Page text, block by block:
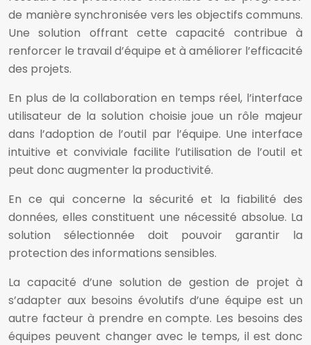
de manière synchronisée vers les objectifs communs.
Une solution offrant cette capacité contribue à
renforcer le travail d’équipe et à améliorer l’efficacité
des projets.
En plus de la collaboration en temps réel, l’interface
utilisateur de la solution choisie joue un rôle majeur
dans l’adoption de l’outil par l’équipe. Une interface
intuitive et conviviale facilite l’utilisation de l’outil et
peut donc augmenter la productivité.
En ce qui concerne la sécurité et la fiabilité des
données, elles constituent une nécessité absolue. La
solution sélectionnée doit pouvoir garantir la
protection des informations sensibles.
La capacité d’une solution de gestion de projet à
s’adapter aux besoins évolutifs d’une équipe est un
autre facteur à prendre en compte. Les besoins des
équipes peuvent changer avec le temps, il est donc